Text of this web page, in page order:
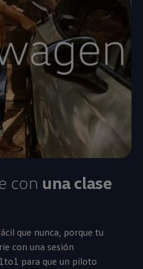
con una clase
que nunca, porque tu
con una sesión
1to1 para que un piloto